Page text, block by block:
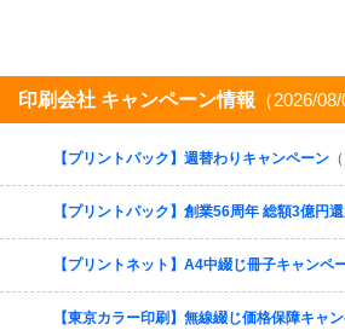
印刷会社 キャンペーン情報 （2026/
【プリントパック】週替わりキャンペーン
【プリントパック】創業56周年 総額3億円
【プリントネット】A4中綴じ冊子キャンペ
【東京カラー印刷】無線綴じ価格保障キャ